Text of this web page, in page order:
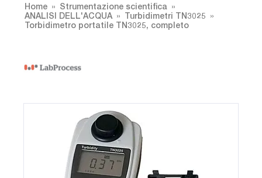
Home
Strumentazione scientifica
ANALISI DELL'ACQUA
Turbidimetri TN3025
Torbidimetro portatile TN3025, completo